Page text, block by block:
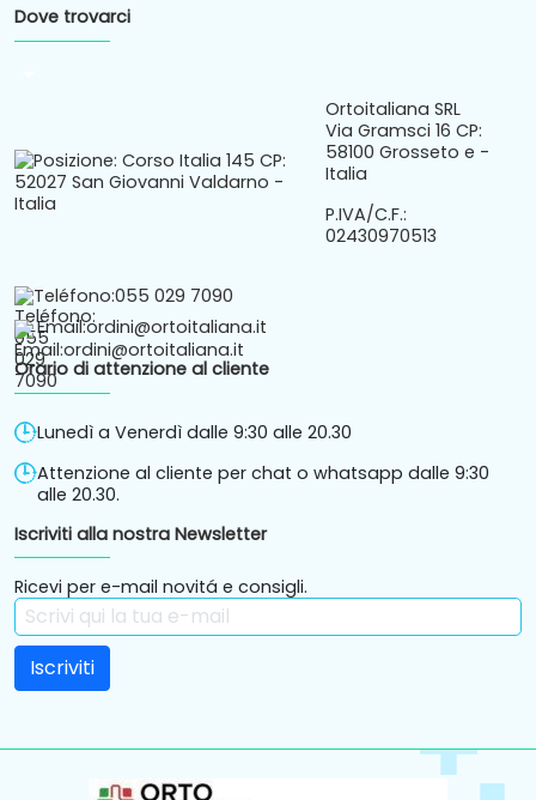
Dove trovarci
Ortoitaliana SRL
Via Gramsci 16 CP:
58100 Grosseto e -
Italia
P.IVA/C.F.:
02430970513
Teléfono:055 029 7090
Email:ordini@ortoitaliana.it
Orario di attenzione al cliente
Lunedì a Venerdì dalle 9:30 alle 20.30
Attenzione al cliente per chat o whatsapp dalle 9:30
alle 20.30.
Iscriviti alla nostra Newsletter
Ricevi per e-mail novitá e consigli.